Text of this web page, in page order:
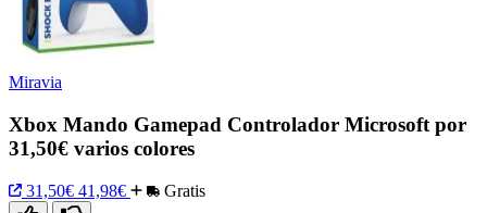
Miravia
Xbox Mando Gamepad Controlador Microsoft por
31,50€ varios colores
31,50€ 41,98€ Gratis